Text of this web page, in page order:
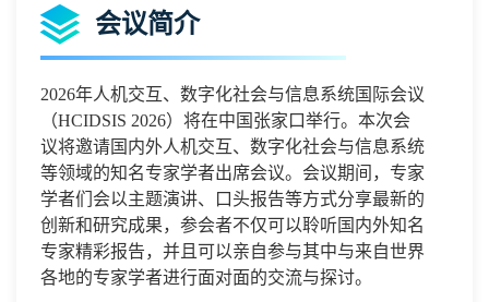
会议简介
2026年人机交互、数字化社会与信息系统国际会议
（HCIDSIS 2026）将在中国 张家口举行。本次会
议将邀请国内外人机交互、数字化社会与信息系统
等领域的知名专家学者出席会议。会议期间，专家
学者们会以主题演讲、口头报告等方式分享最新的
创新和研究成果，参会者不仅可以聆听国内外知名
专家精彩报告，并且可以亲自参与其中与来自世界
各地的专家学者进行面对面的交流与探讨。